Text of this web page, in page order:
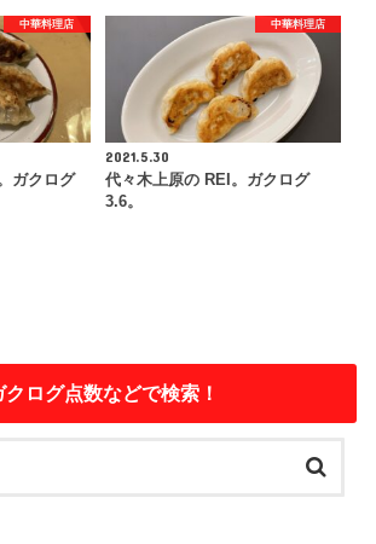
中華料理店
ガクログ
中華料理店
2021.5.30
代々木上原の REI。ガクログ
3.6。
ログ点数などで検索！